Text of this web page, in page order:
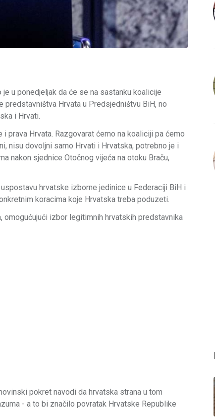
u ponedjeljak da će se na sastanku koalicije
Hrvata u Predsjedništvu BiH, no
i Hrvati.
Hrvata. Razgovarat ćemo na koaliciji pa ćemo
nisu dovoljni samo Hrvati i Hrvatska, potrebno je i
nakon sjednice Otočnog vijeća na otoku Braču,
hrvatske izborne jedinice u Federaciji BiH i
koracima koje Hrvatska treba poduzeti.
omogućujući izbor legitimnih hrvatskih predstavnika
pokret navodi da hrvatska strana u tom
- a to bi značilo povratak Hrvatske Republike